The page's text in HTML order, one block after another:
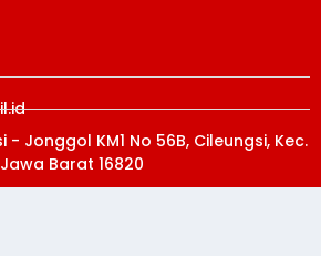
- Jonggol KM1 No 56B, Cileungsi, Kec.
Barat 16820